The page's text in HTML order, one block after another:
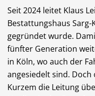
Seit 2024 leitet Klaus
Bestattungshaus Sarg-
gegründet wurde.
fünfter Generation
in Köln, wo auch der
angesiedelt sind.
Kurzem die Leitung